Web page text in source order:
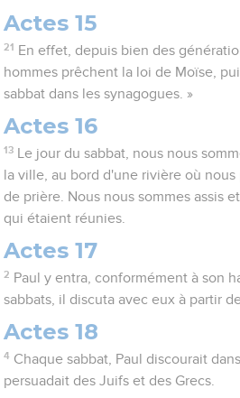
Actes 15
21 En effet, depuis bien des
hommes prêchent la loi de Moïse,
sabbat dans les synagogues. »
Actes 16
13
Le jour du sabbat, nous nous
la ville, au bord d'une rivière où
de prière. Nous nous sommes assis
qui étaient réunies.
Actes 17
2 Paul y entra, conformément à son
sabbats, il discuta avec eux à partir
Actes 18
4 Chaque sabbat, Paul discourait
persuadait des Juifs et des Grecs.